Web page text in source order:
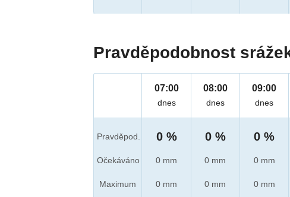
Pravděpodobnost
Pravděpod.
Očekáváno
Maximum
07:00
dnes
0 %
0 mm
0 mm
08:00
dnes
0 %
0 mm
0 mm
09:00
dnes
0 %
0 mm
0 mm